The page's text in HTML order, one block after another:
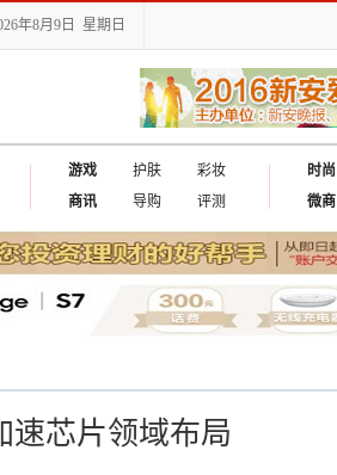
年8月9日 星期日
游戏 护肤
彩妆
商讯
导购 评测
时尚
微商
速芯片领域布局